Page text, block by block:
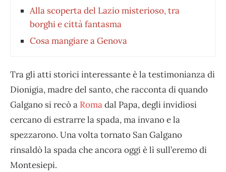
Alla scoperta del Lazio misterioso, tra
borghi e città fantasma
Cosa mangiare a Genova
Tra gli atti storici interessante è la testimonianza di
Dionigia, madre del santo, che racconta di quando
Galgano si recò a Romadal Papa, degli invidiosi
cercano di estrarre la spada, ma invano e la
spezzarono. Una volta tornato San Galgano
rinsaldò la spada che ancora oggi è lì sull’eremo di
Montesiepi.